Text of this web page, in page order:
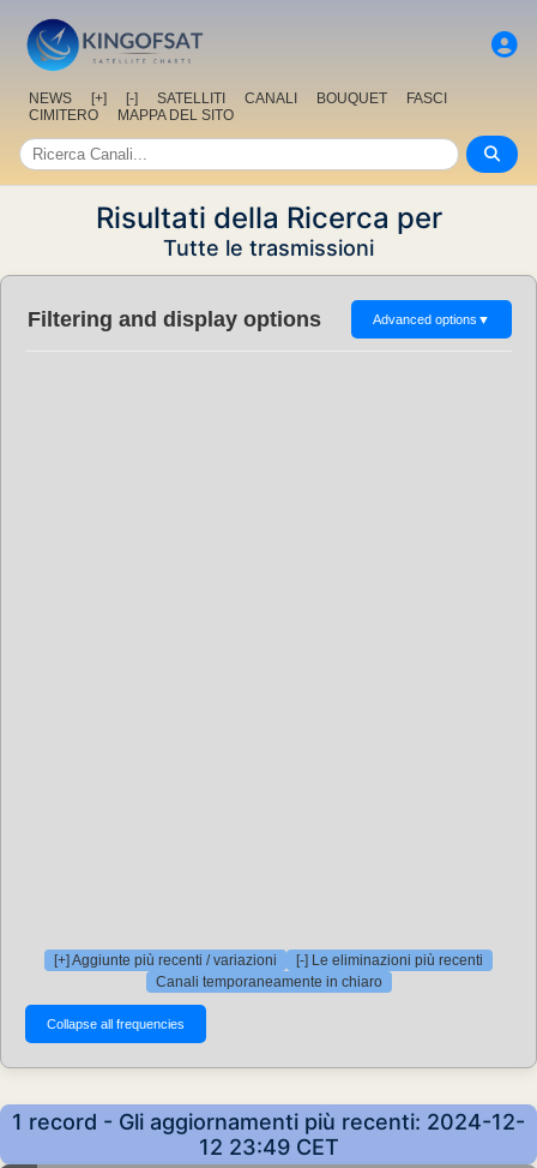
NEWS [+] [-] SATELLITI CANALI BOUQUET
FASCI
CIMITERO
MAPPA DEL SITO
Risultati della Ricerca per
Tutte le trasmissioni
Filtering and display options Advanced options ▼
[+] Aggiunte più recenti / variazioni
[-] Le eliminazioni più recenti
Canali temporaneamente in chiaro
1 record - Gli aggiornamenti più recenti: 2024-12-
12 23:49 CET